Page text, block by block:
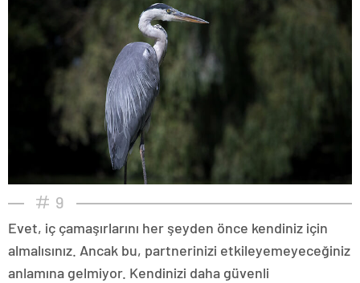
9
Evet, iç çamaşırlarını her şeyden önce kendiniz için
almalısınız. Ancak bu, partnerinizi etkileyemeyeceğiniz
anlamına gelmiyor. Kendinizi daha güvenli